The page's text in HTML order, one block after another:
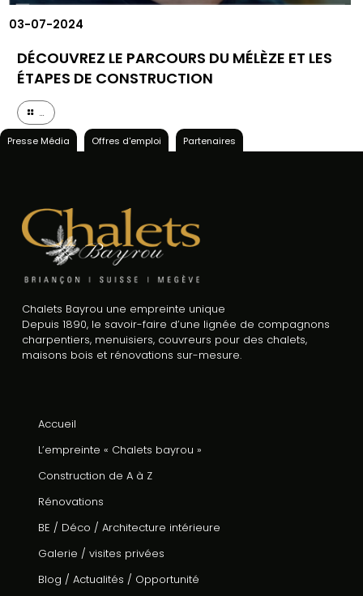
03-07-2024
DÉCOUVREZ LE PARCOURS DU MÉLÈZE ET LES
ÉTAPES DE CONSTRUCTION
...
Presse Média Offres d'emploi Partenaires
Chalets Bayrou une empreinte unique
Depuis 1890, le savoir-faire d’une lignée de compagnons
charpentiers, menuisiers, couvreurs pour des chalets,
maisons bois et rénovations sur-mesure.
Accueil
L’empreinte « Chalets bayrou »
Construction de A à Z
Rénovations
BE / Déco / Architecture intérieure
Galerie / visites privées
Blog / Actualités / Opportunité